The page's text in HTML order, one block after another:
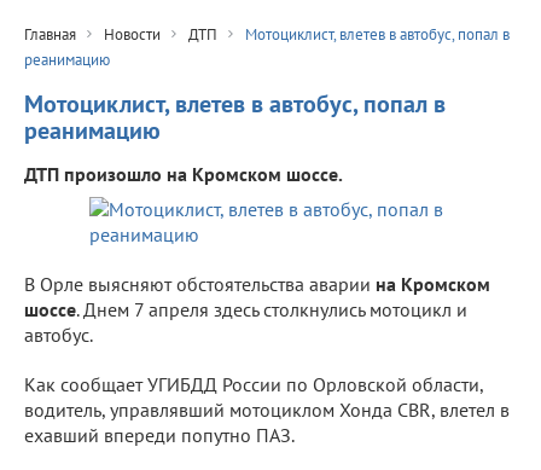
Главная Новости ДТП
Мотоциклист, влетев в автобус, попал в
реанимацию
Мотоциклист, влетев в автобус, попал в
реанимацию
ДТП произошло на Кромском шоссе.
В Орле выясняют обстоятельства аварии на Кромском
шоссе. Днем 7 апреля здесь столкнулись мотоцикл и
автобус.
Как сообщает УГИБДД России по Орловской области,
водитель, управлявший мотоциклом Хонда CBR, влетел в
ехавший впереди попутно ПАЗ.